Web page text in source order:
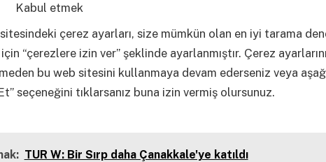
Kabul etmek
çerez ayarları, size mümkün olan en iyi tarama
“çerezlere izin ver” şeklinde ayarlanmıştır. Çerez
bu web sitesini kullanmaya devam ederseniz veya
seçeneğini tıklarsanız buna izin vermiş olursunuz.
TUR W: Bir Sırp daha Çanakkale'ye katıldı